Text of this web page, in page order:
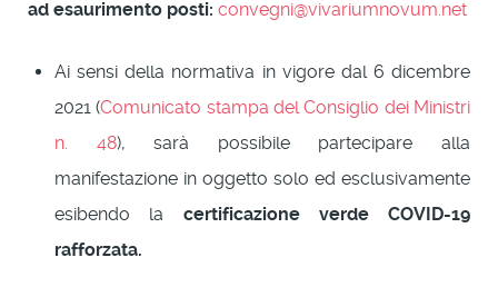
ad esaurimento posti: convegni@vivariumnovum.net
Ai sensi della normativa in vigore dal 6 dicembre
2021 (Comunicato stampa del Consiglio dei Ministri
n. 48), sarà possibile partecipare alla
manifestazione in oggetto solo ed esclusivamente
esibendo la certificazione verde COVID-19
rafforzata.